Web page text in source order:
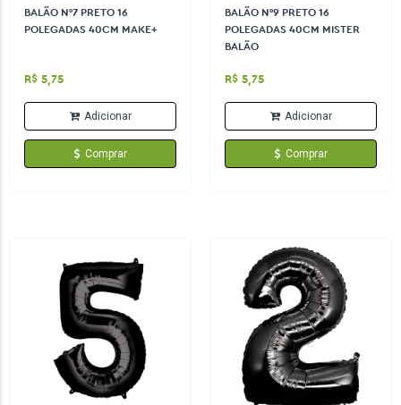
BALÃO N°7 PRETO 16
POLEGADAS 40CM MAKE+
R$ 5,75
Adicionar
Comprar
BALÃO N°9 PRETO 16
POLEGADAS 40CM MISTER
BALÃO
R$ 5,75
Adicionar
Comprar